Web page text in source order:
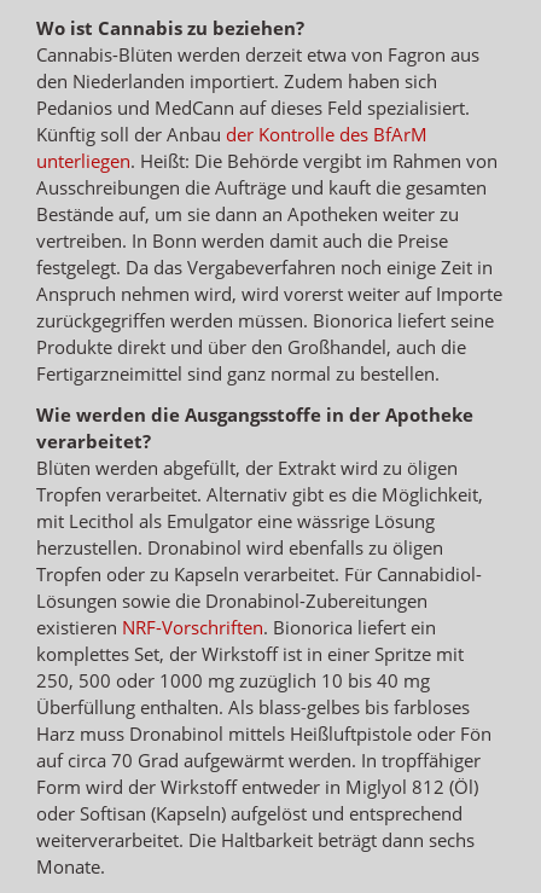
Wo ist Cannabis zu beziehen?
Cannabis-Blüten werden derzeit etwa von Fagron aus
den Niederlanden importiert. Zudem haben sich
Pedanios und MedCann auf dieses Feld spezialisiert.
Künftig soll der Anbau der Kontrolle des BfArM
unterliegen. Heißt: Die Behörde vergibt im Rahmen von
Ausschreibungen die Aufträge und kauft die gesamten
Bestände auf, um sie dann an Apotheken weiter zu
vertreiben. In Bonn werden damit auch die Preise
festgelegt. Da das Vergabeverfahren noch einige Zeit in
Anspruch nehmen wird, wird vorerst weiter auf Importe
zurückgegriffen werden müssen. Bionorica liefert seine
Produkte direkt und über den Großhandel, auch die
Fertigarzneimittel sind ganz normal zu bestellen.
Wie werden die Ausgangsstoffe in der Apotheke
verarbeitet?
Blüten werden abgefüllt, der Extrakt wird zu öligen
Tropfen verarbeitet. Alternativ gibt es die Möglichkeit,
mit Lecithol als Emulgator eine wässrige Lösung
herzustellen. Dronabinol wird ebenfalls zu öligen
Tropfen oder zu Kapseln verarbeitet. Für Cannabidiol-
Lösungen sowie die Dronabinol-Zubereitungen
existieren NRF-Vorschriften. Bionorica liefert ein
komplettes Set, der Wirkstoff ist in einer Spritze mit
250, 500 oder 1000 mg zuzüglich 10 bis 40 mg
Überfüllung enthalten. Als blass-gelbes bis farbloses
Harz muss Dronabinol mittels Heißluftpistole oder Fön
auf circa 70 Grad aufgewärmt werden. In tropffähiger
Form wird der Wirkstoff entweder in Miglyol 812 (Öl)
oder Softisan (Kapseln) aufgelöst und entsprechend
weiterverarbeitet. Die Haltbarkeit beträgt dann sechs
Monate.